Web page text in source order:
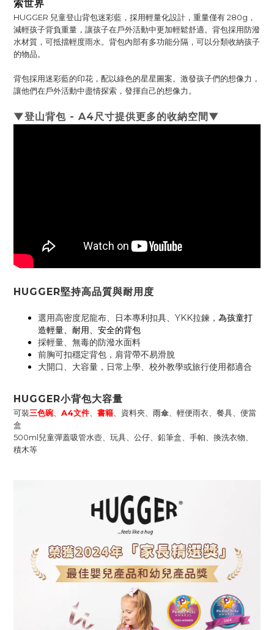
索世界
HUGGER 兒童登山背包迷彩藍，採用輕量化設計，重量僅有 280g，
減輕孩子背負重量，讓孩子在戶外活動中更加輕鬆舒適。背包採用防潑
水材質，可抵擋輕度雨水。背包內部有多功能分隔，可以分類收納孩子
的物品。
背包採用迷彩藍的印花，配以綠色的星星圖案。激發孩子們的想像力，
讓他們在戶外活動中盡情探索，發揮自己的想像力。
▼登山背包 - A4尺寸提供更多的收納空間 ▼
HUGGER堅持高品質與耐用度
選用高密度尼龍布、日本專利扣具、YKK拉鍊， 為孩童打
造輕量、耐用、安全的背包
採輕量、無毒的防潑水面料
前胸可扣穩定背包，肩背帶不易滑脫
大開口、大容量，日常上學、校外教學或旅行使用都適合
HUGGER小背包大容量
可裝三色碗 A4文件 書籍 、資料夾、 雨傘 、輕便雨衣、餐具、便當
盒
500ml兒童彈蓋吸管水壺、玩具、公仔、鉛筆盒、手帕、換洗衣物、
積木等